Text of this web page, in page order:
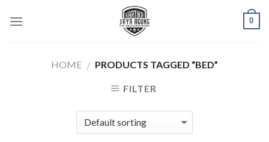
0
HOME / PRODUCTS TAGGED “BED”
FILTER